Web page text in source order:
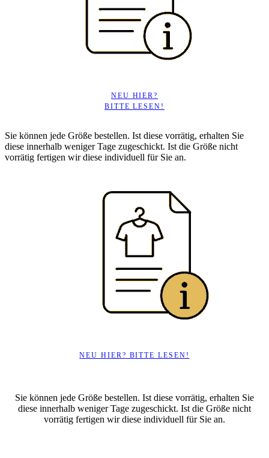
NEU HIER?
BITTE LESEN!
Sie können jede Größe bestellen. Ist diese vorrätig, erhalten Sie
diese innerhalb weniger Tage zugeschickt. Ist die Größe nicht
vorrätig fertigen wir diese individuell für Sie an.
NEU HIER? BITTE LESEN!
Sie können jede Größe bestellen. Ist diese vorrätig, erhalten Sie
diese innerhalb weniger Tage zugeschickt. Ist die Größe nicht
vorrätig fertigen wir diese individuell für Sie an.